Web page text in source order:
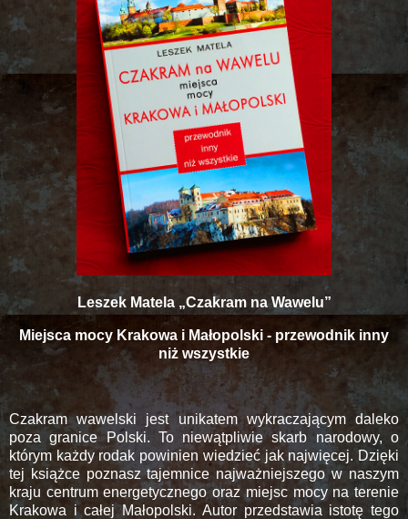
Leszek Matela „Czakram na Wawelu”
Miejsca mocy Krakowa i Małopolski - przewodnik inny
niż wszystkie
Czakram wawelski jest unikatem wykraczającym daleko
poza granice Polski. To niewątpliwie skarb narodowy, o
którym każdy rodak powinien wiedzieć jak najwięcej. Dzięki
tej książce poznasz tajemnice najważniejszego w naszym
kraju centrum energetycznego oraz miejsc mocy na terenie
Krakowa i całej Małopolski. Autor przedstawia istotę tego